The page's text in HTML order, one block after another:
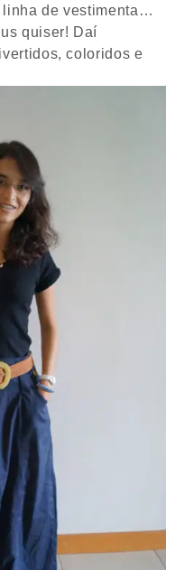
linha de vestimenta…
quiser! Daí
coloridos e